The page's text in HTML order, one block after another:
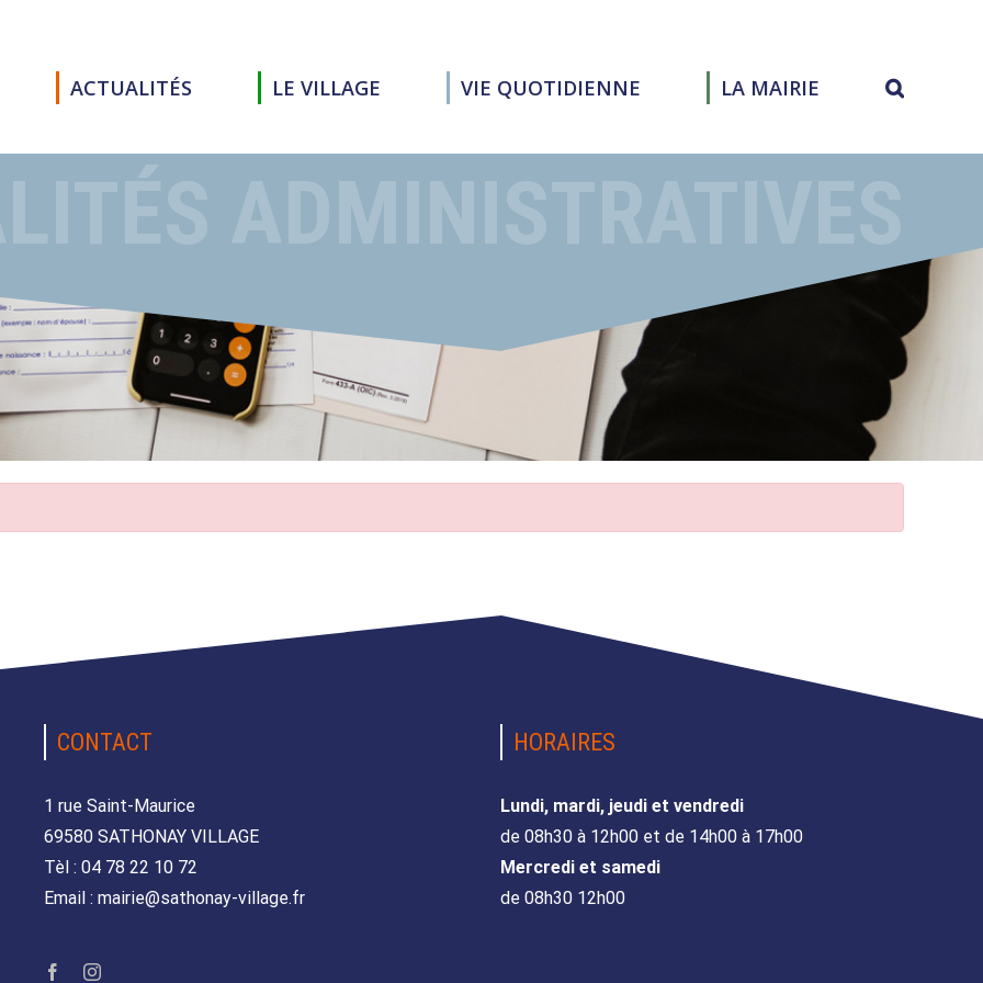
ACTUALITÉS LE VILLAGE VIE QUOTIDIENNE LA MAIRIE
CONTACT
1 rue Saint-Maurice
69580 SATHONAY VILLAGE
Tèl : 04 78 22 10 72
Email : mairie@sathonay-village.fr
HORAIRES
Lundi, mardi, jeudi et vendredi
de 08h30 à 12h00 et de 14h00 à 17h00
Mercredi et samedi
de 08h30 12h00